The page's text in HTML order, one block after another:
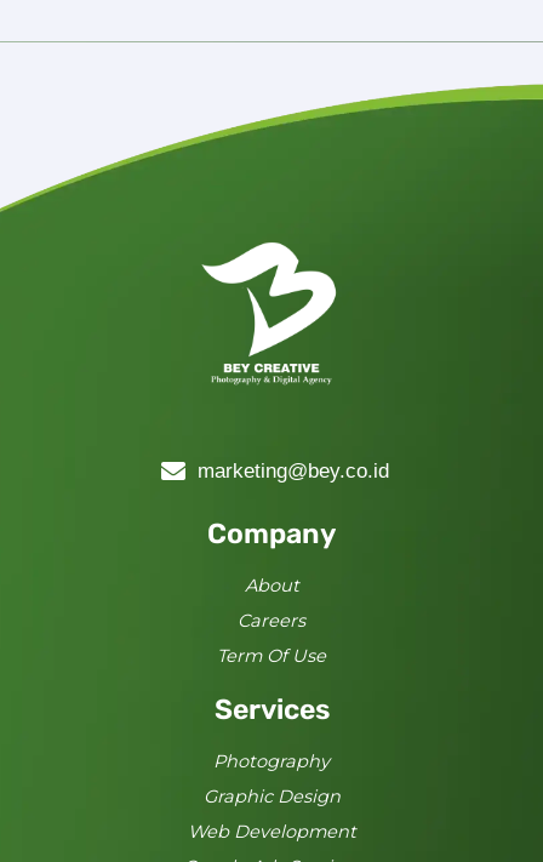
marketing@bey.co.id
Company
About
Careers
Term Of Use
Services
Photography
Graphic Design
Web Development